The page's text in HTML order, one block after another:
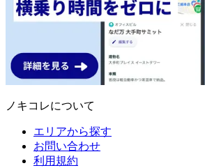
ノキコレについて
エリアから探す
お問い合わせ
利用規約